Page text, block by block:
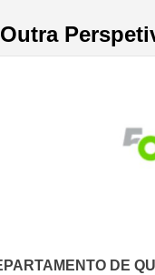
Outra
DE